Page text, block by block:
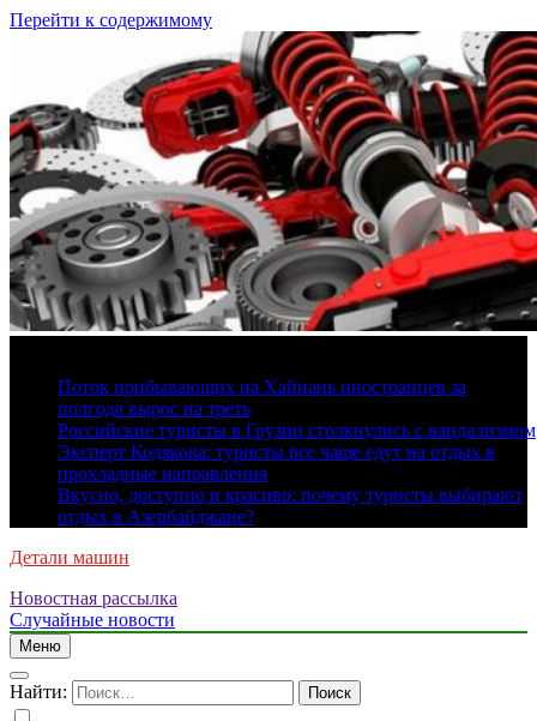
Перейти к содержимому
Поток прибывающих на Хайнань иностранцев за
полгода вырос на треть
Российские туристы в Грузии столкнулись с вандализмом
Эксперт Кодякова: туристы все чаще едут на отдых в
прохладные направления
Вкусно, доступно и красиво: почему туристы выбирают
отдых в Азербайджане?
Детали машин
Новостная рассылка
Случайные новости
Меню
Найти: